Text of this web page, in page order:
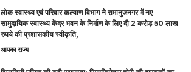
लोक स्वास्थ्य एवं परिवार कल्याण विभाग ने रामानुजनगर में नए
सामुदायिक स्वास्थ्य केंद्र भवन के निर्माण के लिए दी 2 करोड़ 50 लाख
रुपये की प्रशासकीय स्वीकृति,
आपका राज्य